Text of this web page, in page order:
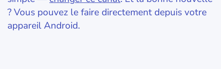
? Vous pouvez le faire directement depuis votre
appareil Android.